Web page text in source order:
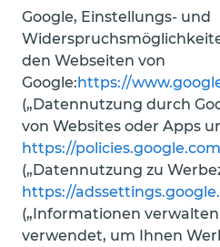
Google, Einstellungs- und
den Webseiten von
Google:https://
(„Datennutzung durch
von Websites oder Apps
https://
(„Datennutzung zu
https://
(„Informationen
verwendet, um Ihnen